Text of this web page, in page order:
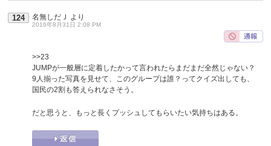
124 名無しだＪ より
2016年8月31日 2:08 PM
>>23
JUMPが一般層に定着したかって言われたらまだまだ全然じゃない？
9人揃った写真を見せて、このグループは誰？ってクイズ出しても、
国民の2割も答えられなさそう。
だと思うと、もっと長くプッシュしてもらいたい気持ちはある。